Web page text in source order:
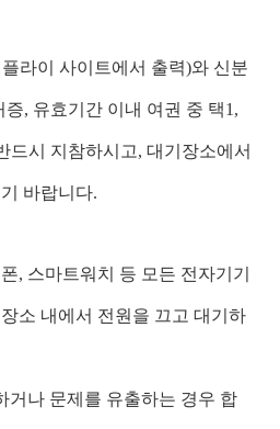
라이 사이트에서 출력)와 신분
, 유효기간 이내 여권 중 택1,
드시 지참하시고, 대기장소에서
바랍니다.
, 스마트워치 등 모든 전자기기
소 내에서 전원을 끄고 대기하
거나 문제를 유출하는 경우 합